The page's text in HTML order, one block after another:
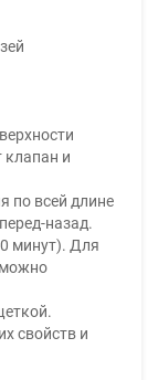
клапан и
по всей длине
назад.
минут). Для
свойств и